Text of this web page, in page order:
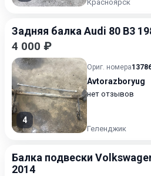
Красноярск
Задняя балка Audi 80 B3
4 000 ₽
4
Ориг. номера
Avtorazboryug
нет отзывов
Геленджик
Балка подвески
2014